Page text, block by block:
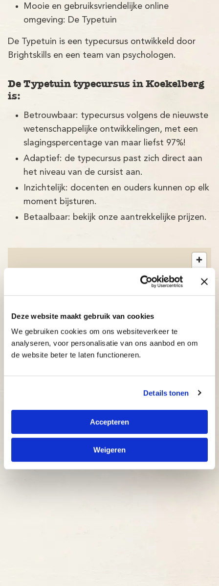
Deze website maakt gebruik van cookies
We gebruiken cookies om ons websiteverkeer te
analyseren, voor personalisatie van ons aanbod en om
de website beter te laten functioneren.
Details tonen
Accepteren
Weigeren
Mooie en gebruiksvriendelijke online
omgeving: De Typetuin
De Typetuin is een typecursus ontwikkeld door
Brightskills en een team van psychologen.
De Typetuin typecursus in Koekelberg
is:
Betrouwbaar: typecursus volgens de nieuwste
wetenschappelijke ontwikkelingen, met een
slagingspercentage van maar liefst 97%!
Adaptief: de typecursus past zich direct aan
het niveau van de cursist aan.
Inzichtelijk: docenten en ouders kunnen op elk
moment bijsturen.
Betaalbaar: bekijk onze aantrekkelijke prijzen.